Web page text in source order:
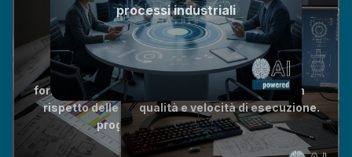
processi industriali
Expediting
Tracking & Control delle
forniture per garantire qualità e
rispetto delle tempistiche di
progetto.
e-Drafting
Outsourcing di disegni con
qualità e velocità di esecuzione.